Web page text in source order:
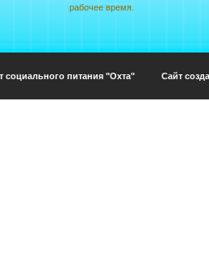
рабочее время.
социального питания "Охта" Сайт